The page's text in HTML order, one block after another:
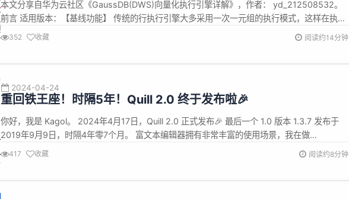
本文分享自华为云社区《GaussDB(DWS)向量化执行引擎详解》，作者： yd_212508532。
前言 适用版本：【基线功能】 传统的行执行引擎大多采用一次一元组的执行模式，这样在执行
过程中CPU大部分时间并没有用来处理数据，更多的是在遍历执行树，就会导致CPU的有效利
352 收藏 阅读约14分钟
2024-04-24
重回铁王座！时隔5年！Quill 2.0 终于发布啦🎉
你好，我是 Kagol。 2024年4月17日，Quill 2.0 正式发布🎉 最后一个 1.0 版本 1.3.7 发布于
2019年9月9日，时隔4年零7个月。 富文本编辑器拥有非常丰富的使用场景，我在做
OpenTiny 开源运营过程中，也经常有用户问：OpenTiny 有富文本吗？ 于是在2023年6月，
417 收藏 阅读约8分钟